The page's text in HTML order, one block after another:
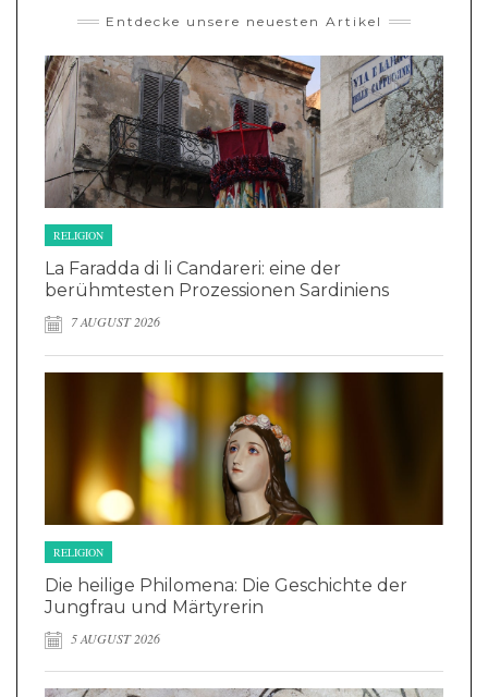
Entdecke unsere neuesten Artikel
RELIGION
La Faradda di li Candareri: eine der
berühmtesten Prozessionen Sardiniens
7 AUGUST 2026
RELIGION
Die heilige Philomena: Die Geschichte der
Jungfrau und Märtyrerin
5 AUGUST 2026